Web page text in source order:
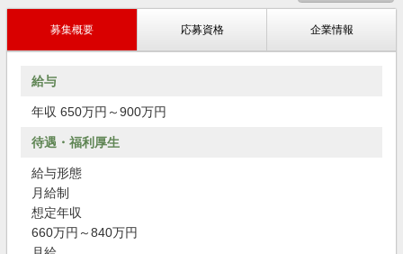
募集概要 応募資格 企業情報
給与
年収 650万円～900万円
待遇・福利厚生
給与形態
月給制
想定年収
660万円～840万円